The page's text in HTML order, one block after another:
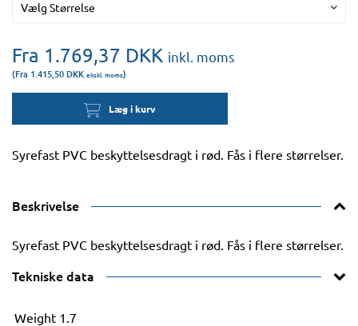
Vælg Størrelse
Fra 1.769,37 DKK inkl. moms
(Fra 1.415,50 DKK ekskl. moms)
Læg i kurv
Syrefast PVC beskyttelsesdragt i rød. Fås i flere størrelser.
Beskrivelse
Syrefast PVC beskyttelsesdragt i rød. Fås i flere størrelser.
Tekniske data
Weight 1.7